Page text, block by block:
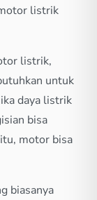
listrik
listrik,
untuk
daya listrik
bisa
motor bisa
biasanya